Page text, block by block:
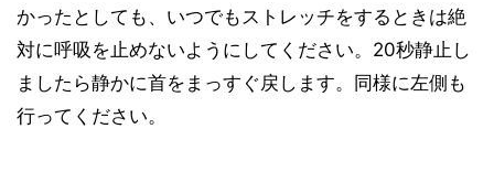
かったとしても、いつでもストレッチをするときは絶
対に呼吸を止めないようにしてください。20秒静止し
ましたら静かに首をまっすぐ戻します。同様に左側も
行ってください。